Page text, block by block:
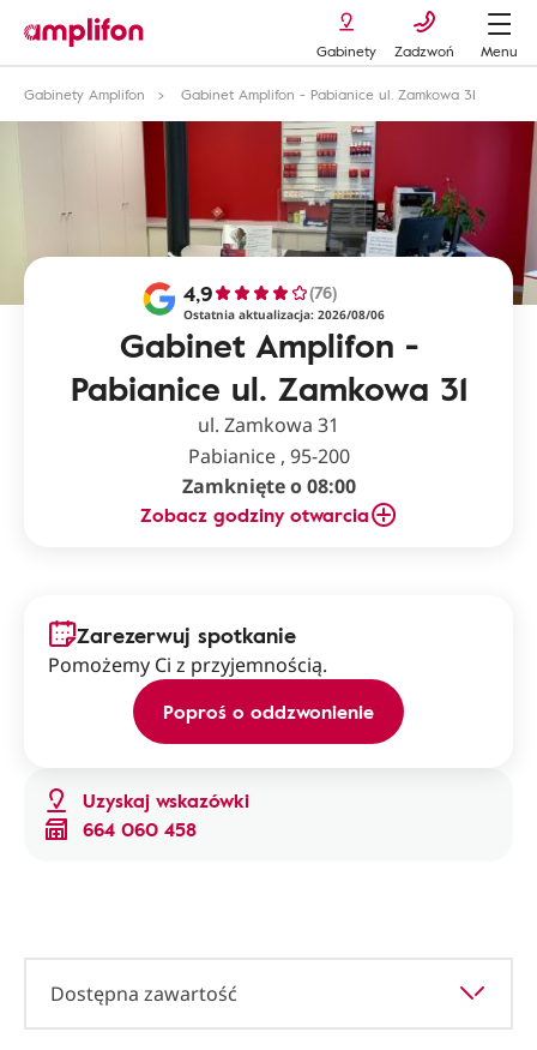
Gabinety Zadzwoń
Menu
Gabinety Amplifon
Gabinet Amplifon - Pabianice ul. Zamkowa 31
Gabinet Amplifon -
Pabianice ul. Zamkowa 31
4,9 (76)
Ostatnia aktualizacja: 2026/08/06
ul. Zamkowa 31
Pabianice , 95-200
Zamknięte o 08:00
Zobacz godziny otwarcia
Uzyskaj wskazówki
664 060 458
Zarezerwuj spotkanie
Pomożemy Ci z przyjemnością.
Poproś o oddzwonienie
Dostępna zawartość